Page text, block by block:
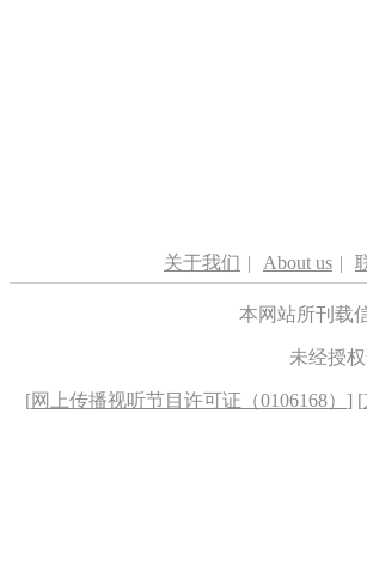
关于我们 | About us |
本网站所刊载
未经授
[网上传播视听节目许可证（0106168） ] [